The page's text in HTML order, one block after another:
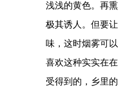
浅浅的黄色。再
极其诱人。但要
味，这时烟雾可
喜欢这种实实在
受得到的，乡里